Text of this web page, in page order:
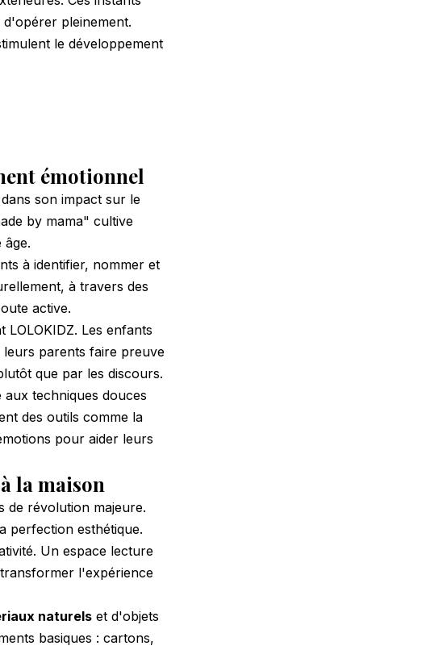
pleinement.
le développement
émotionnel
son impact sur le
by mama" cultive
âge.
à identifier, nommer et
à travers des
active.
Les enfants
parents faire preuve
que par les discours.
techniques douces
des outils comme la
pour aider leurs
la maison
de révolution majeure.
perfection esthétique.
Un espace lecture
l'expérience
naturels et d'objets
basiques : cartons,